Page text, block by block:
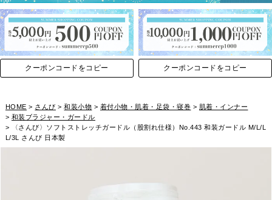
クーポンコードをコピー クーポンコードをコピー
HOME さんび 和装小物 着付小物・肌着・足袋・寝巻
肌着・インナー
和装ブラジャー・ガードル
〈さんび〉ソフトストレッチガードル（股割れ仕様）No.443 和装ガードル M/L/L
L/3L さんび 日本製